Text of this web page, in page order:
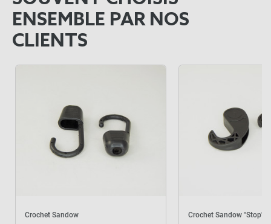
ENSEMBLE PAR NOS
CLIENTS
Crochet Sandow Crochet Sandow "Stop"